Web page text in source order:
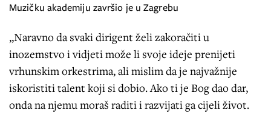
Muzičku akademiju završio je u Zagrebu
„Naravno da svaki dirigent želi zakoračiti u
inozemstvo i vidjeti može li svoje ideje prenijeti
vrhunskim orkestrima, ali mislim da je najvažnije
iskoristiti talent koji si dobio. Ako ti je Bog dao dar,
onda na njemu moraš raditi i razvijati ga cijeli život.